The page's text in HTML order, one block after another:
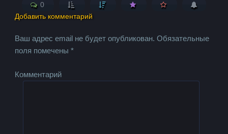
0
Добавить комментарий
Ваш адрес email не будет опубликован. Обязательные
поля помечены*
Комментарий